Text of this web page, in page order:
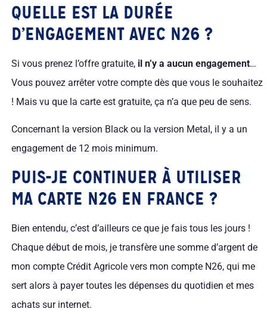
QUELLE EST LA DURÉE
D’ENGAGEMENT AVEC N26 ?
Si vous prenez l’offre gratuite,il n’y a aucun engagement…
Vous pouvez arrêter votre compte dès que vous le souhaitez
! Mais vu que la carte est gratuite, ça n’a que peu de sens.
Concernant la version Black ou la version Metal, il y a un
engagement de 12 mois minimum.
PUIS-JE CONTINUER À UTILISER
MA CARTE N26 EN FRANCE ?
Bien entendu, c’est d’ailleurs ce que je fais tous les jours !
Chaque début de mois, je transfère une somme d’argent de
mon compte Crédit Agricole vers mon compte N26, qui me
sert alors à payer toutes les dépenses du quotidien et mes
achats sur internet.